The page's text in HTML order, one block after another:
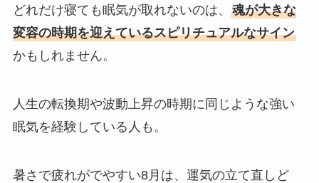
どれだけ寝ても眠気が取れないのは、 魂が大きな
変容の時期を迎えているスピリチュアルなサイン
かもしれません。
人生の転換期や波動上昇の時期に同じような強い
眠気を経験している人も。
暑さで疲れがでやすい8月は、運気の立て直しど